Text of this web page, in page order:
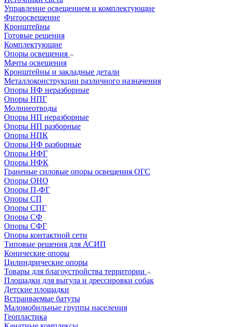
Управление освещением и комплектующие
Фитоосвещение
Кронштейны
Готовые решения
Комплектующие
Опоры освещения
Мачты освещения
Кронштейны и закладные детали
Металлоконструкции различного назначения
Опоры НФ неразборные
Опоры НПГ
Молниеотводы
Опоры НП неразборные
Опоры НП разборные
Опоры НПК
Опоры НФ разборные
Опоры НФГ
Опоры НФК
Граненые силовые опоры освещения ОГС
Опоры ОНО
Опоры П-ФГ
Опоры СП
Опоры СПГ
Опоры СФ
Опоры СФГ
Опоры контактной сети
Типовые решения для АСИП
Конические опоры
Цилиндрические опоры
Товары для благоустройства территории
Площадки для выгула и дрессировки собак
Детские площадки
Встраиваемые батуты
Маломобильные группы населения
Геопластика